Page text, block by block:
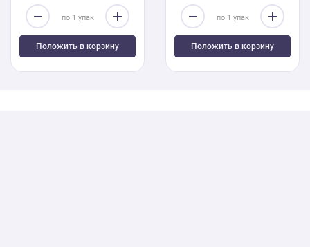
Положить в корзину Положить в корзину